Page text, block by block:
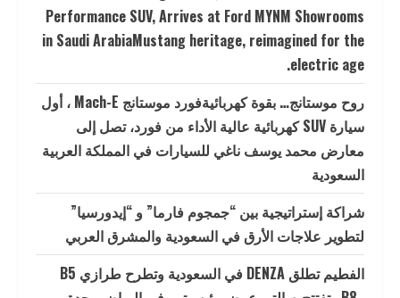
Performance SUV, Arrives at Ford MYNM Showrooms
in Saudi ArabiaMustang heritage, reimagined for the
electric age.
روح موستانج… بقوة كهربائيةفورد موستانج Mach-E ، أول
سيارة SUV كهربائية عالية الأداء من فورد، تصل إلى
معارض محمد يوسف ناغي للسيارات في المملكة العربية
السعودية
شراكة إستراتيجية بين “جمجوم فارما” و “إيدورسيا”
لتطوير علاجات الأرق في السعودية والمشرق العربي
الفطيم تطلق DENZA في السعودية وتطرح طرازي B5